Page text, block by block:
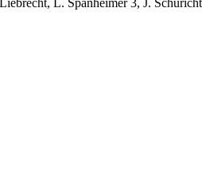
Liebrecht, L. Spanheimer 3, J.